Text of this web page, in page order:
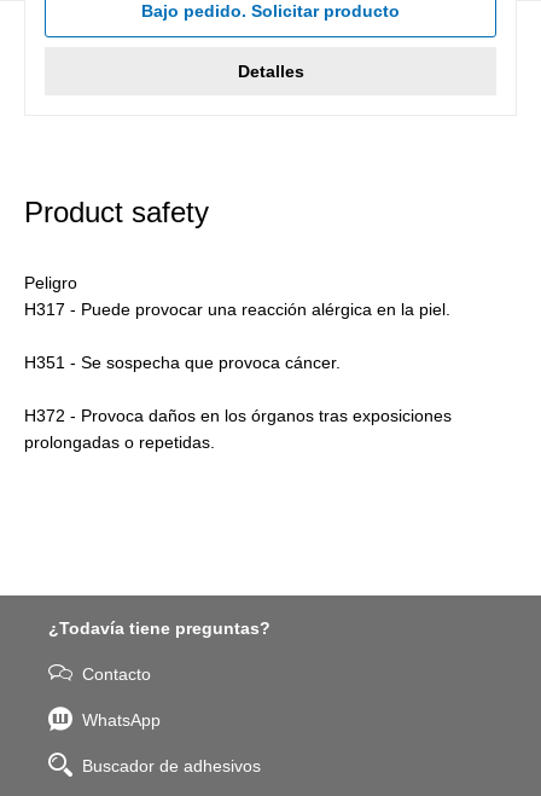
Bajo pedido. Solicitar producto
Detalles
Product safety
Peligro
H317 - Puede provocar una reacción alérgica en la piel.
H351 - Se sospecha que provoca cáncer.
H372 - Provoca daños en los órganos tras exposiciones
prolongadas o repetidas.
¿Todavía tiene preguntas?
Contacto
WhatsApp
Buscador de adhesivos